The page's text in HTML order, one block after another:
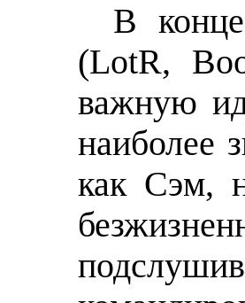
В
(LotR,
важную
наиболее
как Сэм,